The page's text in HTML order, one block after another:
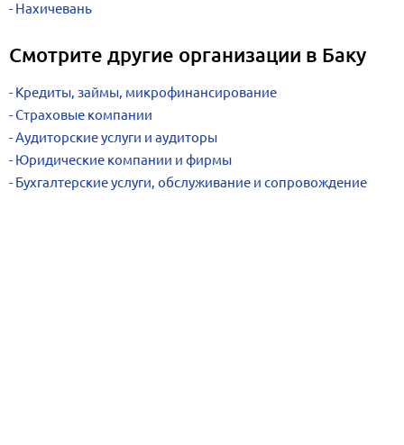
Нахичевань
Смотрите другие организации в Баку
Кредиты, займы, микрофинансирование
Страховые компании
Аудиторские услуги и аудиторы
Юридические компании и фирмы
Бухгалтерские услуги, обслуживание и сопровождение